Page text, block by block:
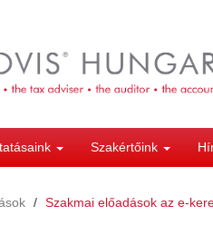
Szakértőink
Szakmai előadások az e-